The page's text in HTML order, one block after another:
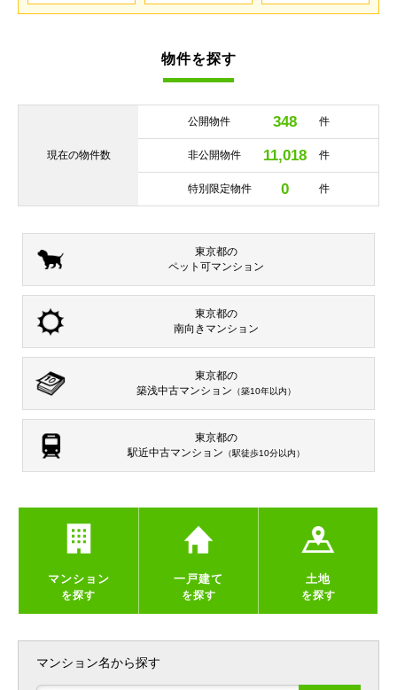
物件を探す
現在の物件数
公開物件 348 件
非公開物件 11,018 件
特別限定物件 0 件
東京都の
ペット可マンション
東京都の
南向き マンション
東京都の
築浅中古マンション （築10年以内）
東京都の
駅近中古マンション （駅徒歩10分以内）
マンション
を探す
一戸建て
を探す
土地
を探す
マンション名から探す